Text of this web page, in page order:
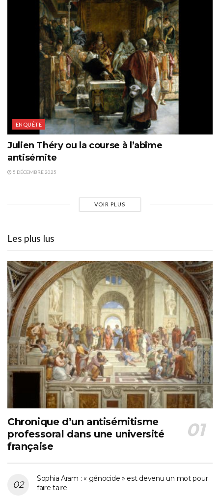
ENQUÊTE
Julien Théry ou la course à l’abîme
antisémite
5 DÉCEMBRE 2025
VOIR PLUS
Les plus lus
Chronique d’un antisémitisme
professoral dans une université
française
Sophia Aram : « génocide » est devenu un mot pour
faire taire